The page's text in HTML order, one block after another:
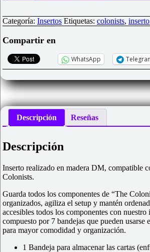
para
Colonists
cantidad
Categoría: Insertos Etiquetas: colonists, inserto
Compartir en
WhatsApp
Descripción Reseñas
Descripción
Inserto realizado en madera DM, compatible
Colonists.
Guarda todos los componentes de “The
organizados, agiliza el setup y mantén
accesibles todos los componentes con nuestro
compuesto por 7 bandejas que pueden usarse
para mayor comodidad y organización.
1 Bandeja para almacenar las cartas